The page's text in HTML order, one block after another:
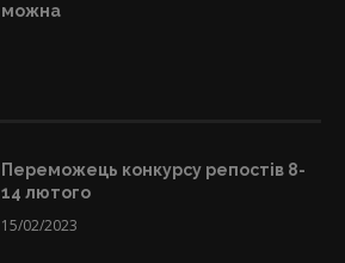
можна
Переможець конкурсу репостів 8-
14 лютого
15/02/2023